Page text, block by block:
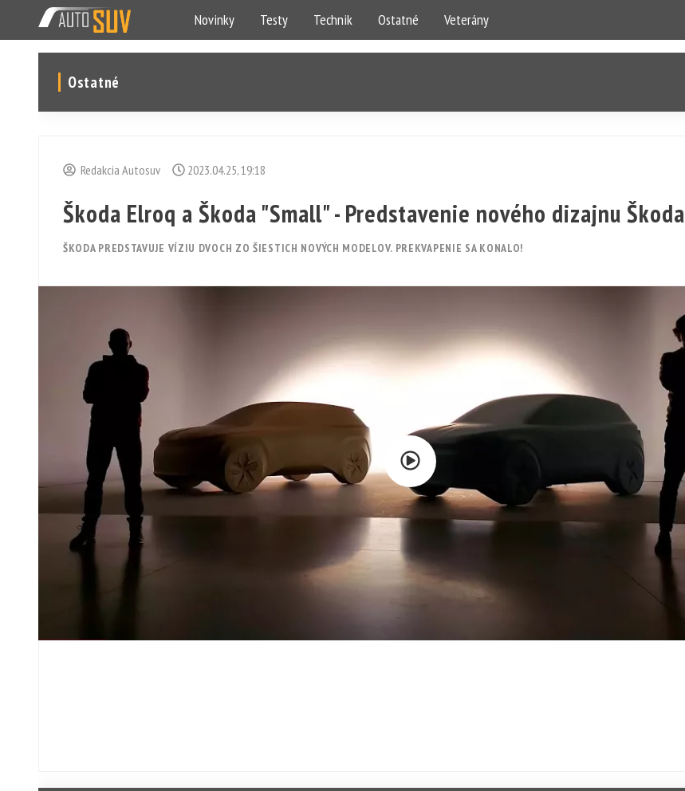
Novinky Testy Technik Ostatné Veterány
Ostatné
Redakcia Autosuv 2023.04.25, 19:18
Škoda Elroq a Škoda "Small" - Predstavenie nového dizajnu Škoda
ŠKODA PREDSTAVUJE VÍZIU DVOCH ZO ŠIESTICH NOVÝCH MODELOV. PREKVAPENIE SA KONALO!